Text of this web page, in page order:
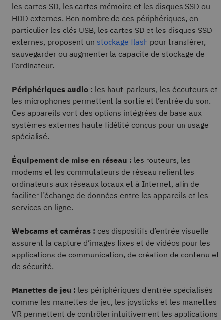
les cartes SD, les cartes mémoire et les disques SSD ou
HDD externes. Bon nombre de ces périphériques, en
particulier les clés USB, les cartes SD et les disques SSD
externes, proposent un stockage flash pour transférer,
sauvegarder ou augmenter la capacité de stockage de
l’ordinateur.
Périphériques audio : les haut-parleurs, les écouteurs et
les microphones permettent la sortie et l’entrée du son.
Ces appareils vont des options intégrées de base aux
systèmes externes haute fidélité conçus pour un usage
spécialisé.
Équipement de mise en réseau : les routeurs, les
modems et les commutateurs de réseau relient les
ordinateurs aux réseaux locaux et à Internet, afin de
faciliter l’échange de données entre les appareils et les
services en ligne.
Webcams et caméras : ces dispositifs d’entrée visuelle
assurent la capture d’images fixes et de vidéos pour les
applications de communication, de création de contenu et
de sécurité.
Manettes de jeu : les périphériques d’entrée spécialisés
comme les manettes de jeu, les joysticks et les manettes
VR permettent de contrôler intuitivement les applications